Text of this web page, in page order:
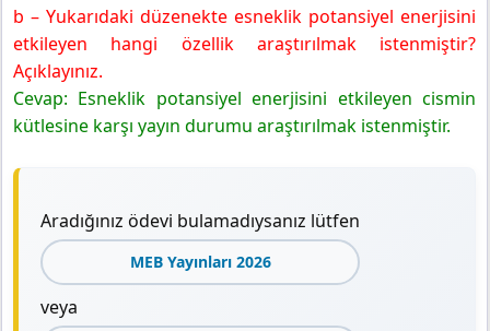
b – Yukarıdaki düzenekte esneklik potansiyel enerjisini
etkileyen hangi özellik araştırılmak istenmiştir?
Açıklayınız.
Cevap: Esneklik potansiyel enerjisini etkileyen cismin
kütlesine karşı yayın durumu araştırılmak istenmiştir.
Aradığınız ödevi bulamadıysanız lütfen
MEB Yayınları 2026
veya